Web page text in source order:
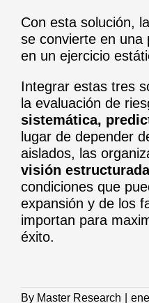
Con esta solución,
se convierte en una
en un ejercicio
Integrar estas tres
la evaluación de
sistemática,
lugar de depender
aislados, las
visión
condiciones que
expansión y de los
importan para
éxito.
By Master Research